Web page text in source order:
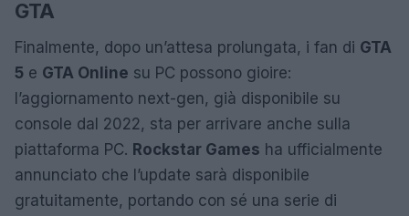
GTA
Finalmente, dopo un’attesa prolungata, i fan di GTA
5 e GTA Online su PC possono gioire:
l’aggiornamento next-gen, già disponibile su
console dal 2022, sta per arrivare anche sulla
piattaforma PC. Rockstar Games ha ufficialmente
annunciato che l’update sarà disponibile
gratuitamente, portando con sé una serie di